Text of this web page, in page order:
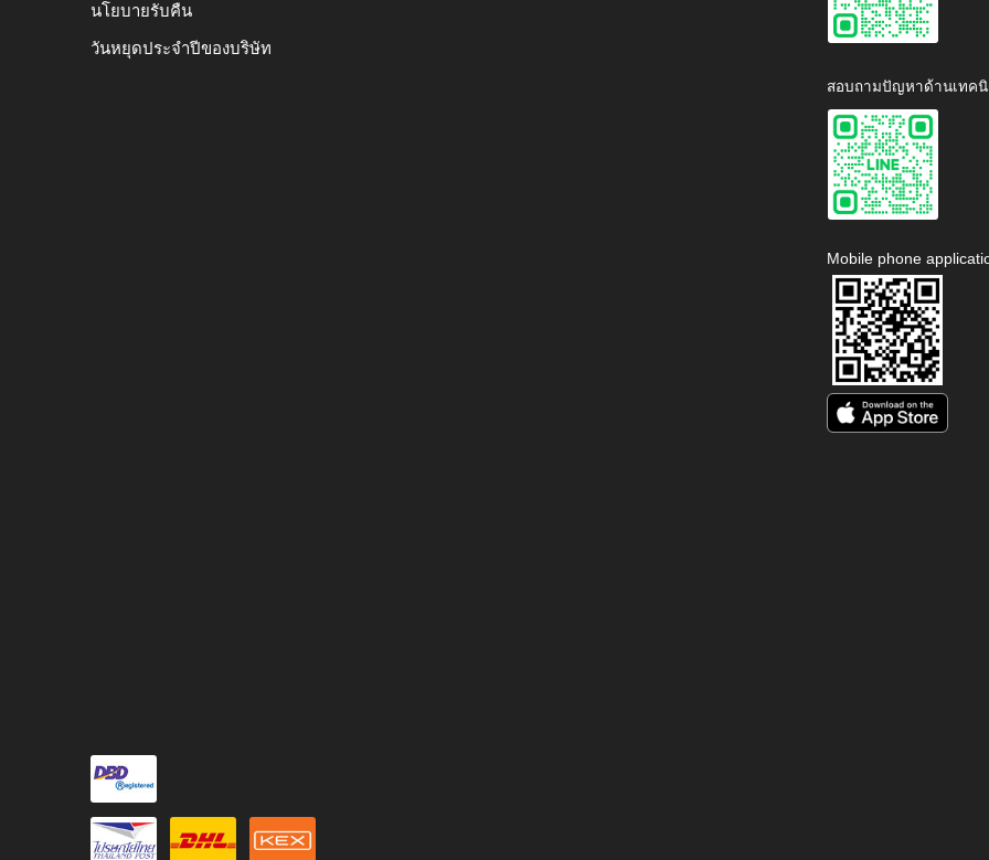
นโยบายรับคืน
วันหยุดประจำปีของบริษัท
สอบถามปัญหาด้านเทคนิ
Mobile phone